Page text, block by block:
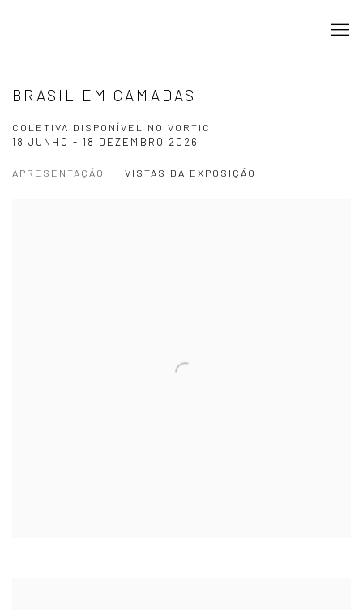
BRASIL EM CAMADAS
COLETIVA DISPONÍVEL NO VORTIC
18 JUNHO - 18 DEZEMBRO 2026
APRESENTAÇÃO VISTAS DA EXPOSIÇÃO